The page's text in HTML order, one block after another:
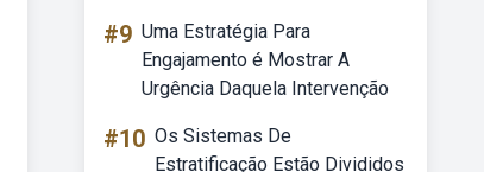
#9 Uma Estratégia Para
Engajamento é Mostrar A
Urgência Daquela Intervenção
#10 Os Sistemas De
Estratificação Estão Divididos